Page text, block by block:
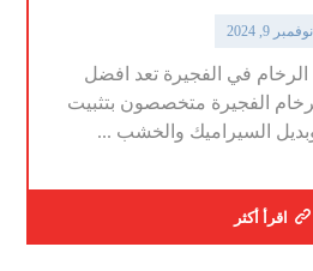
نوفمبر 9, 2024
في الفجيرة تعد افضل
الفجيرة متخصصون بتثبيت
السيراميك والخشب ...
اقرأ أكثر